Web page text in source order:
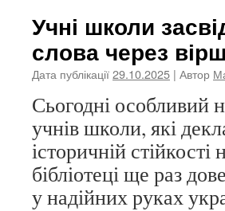
Учні школи
слова через
Дата публікації29.10.2025 | Автор
Сьогодні особливий
учнів школи, які
історичній
бібліотеці ще раз
у надійних руках